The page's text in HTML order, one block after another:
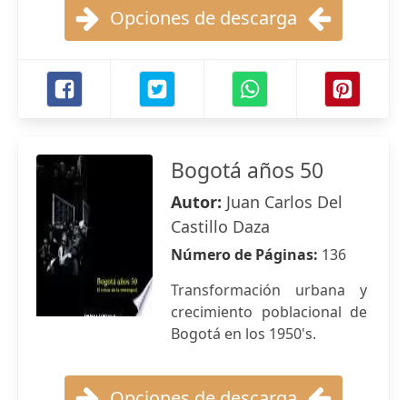
Opciones de descarga
Bogotá años 50
Autor: Juan Carlos Del
Castillo Daza
Número de Páginas: 136
Transformación urbana y
crecimiento poblacional de
Bogotá en los 1950's.